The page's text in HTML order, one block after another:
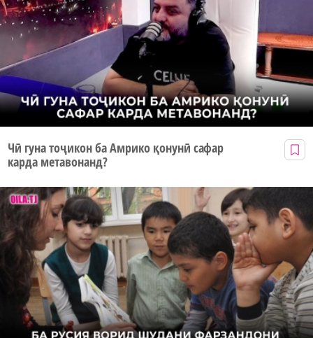
Чӣ гуна тоҷикон ба Амрико қонунӣ сафар
карда метавонанд?